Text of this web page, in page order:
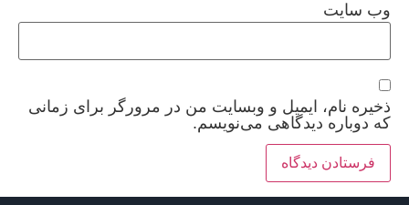
وب‌ سایت
ذخیره نام، ایمیل و وبسایت من در مرورگر برای زمانی
که دوباره دیدگاهی می‌نویسم.